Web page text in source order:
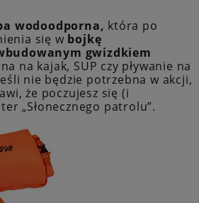
wodoodporna, która po
się w bojkę
gwizdkiem
na kajak, SUP czy pływanie na
nie będzie potrzebna w akcji,
że poczujesz się (i
„Słonecznego patrolu”.